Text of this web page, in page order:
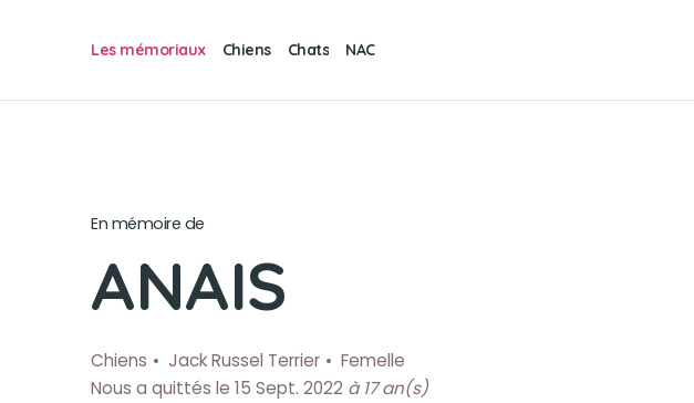
Les mémoriaux Chiens Chats NAC
En mémoire de
ANAIS
Chiens Jack Russel Terrier
Femelle
Nous a quittés le 15 Sept. 2022 à 17 an(s)